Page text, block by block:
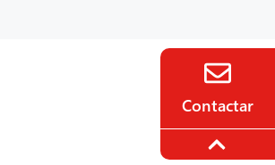
Contactar